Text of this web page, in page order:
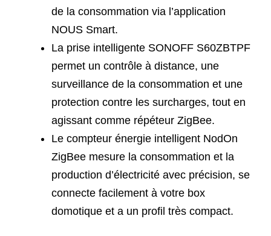
de la consommation via l’application
NOUS Smart.
La prise intelligente SONOFF S60ZBTPF
permet un contrôle à distance, une
surveillance de la consommation et une
protection contre les surcharges, tout en
agissant comme répéteur ZigBee.
Le compteur énergie intelligent NodOn
ZigBee mesure la consommation et la
production d’électricité avec précision, se
connecte facilement à votre box
domotique et a un profil très compact.